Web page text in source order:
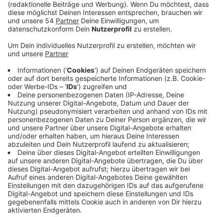
GTA 6 wird wahrscheinlich das bisher
teuerste Videospiel der Geschichte
Anzeige
Mit Produktionskosten in Milliardenhöhe wird es das
teuerste Spiel der Geschichte. Am 19. November
kommt es raus, aber vorbestellen kann man es schon
jetzt.
Anzeige